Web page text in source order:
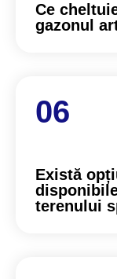
Ce
gazonul
Există
terenului